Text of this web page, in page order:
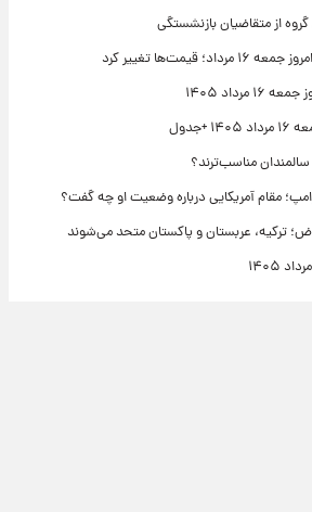
تغییر کرد
مرداد ۱۴۰۵
مناسب‌ترند؟
مقام آمریکایی درباره وضعیت او چه گفت؟
ترکیه، عربستان و پاکستان متحد می‌شوند